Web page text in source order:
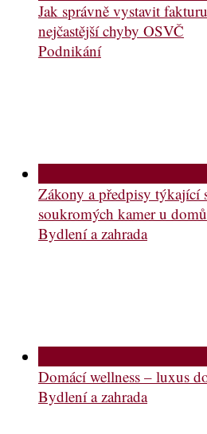
Jak správně vystavit
nejčastější chyby OSVČ
Podnikání
Zákony a předpisy týkající
soukromých kamer u domů
Bydlení a zahrada
Domácí wellness – luxus
Bydlení a zahrada